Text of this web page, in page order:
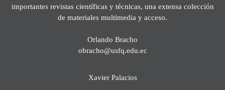
importantes revistas científicas y técnicas, una extensa colección
de materiales multimedia y acceso.
Orlando Bracho
obracho@usfq.edu.ec
Xavier Palacios